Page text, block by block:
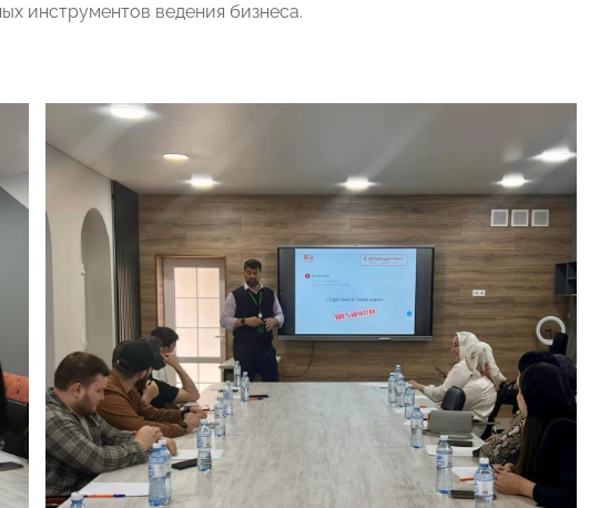
инструментов ведения бизнеса.